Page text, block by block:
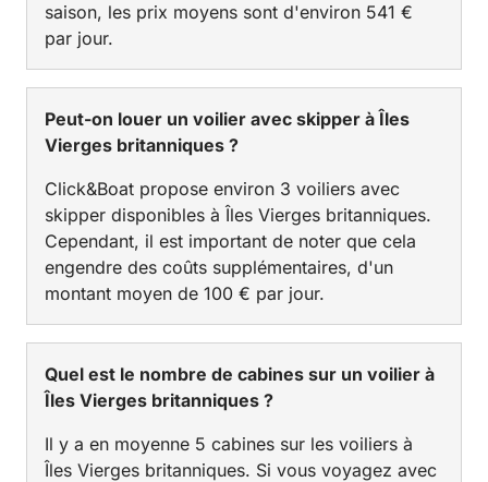
saison, les prix moyens sont d'environ 541 €
par jour.
Peut-on louer un voilier avec skipper à Îles
Vierges britanniques ?
Click&Boat propose environ 3 voiliers avec
skipper disponibles à Îles Vierges britanniques.
Cependant, il est important de noter que cela
engendre des coûts supplémentaires, d'un
montant moyen de 100 € par jour.
Quel est le nombre de cabines sur un voilier à
Îles Vierges britanniques ?
Il y a en moyenne 5 cabines sur les voiliers à
Îles Vierges britanniques. Si vous voyagez avec